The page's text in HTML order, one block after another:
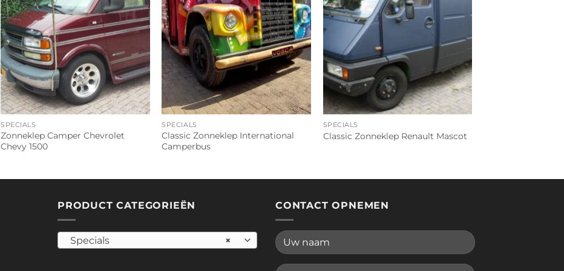
SPECIALS
Zonneklep Camper Chevrolet
Chevy 1500
SPECIALS
Classic Zonneklep International
Camperbus
SPECIALS
Classic Zonneklep Renault Mascot
PRODUCT CATEGORIEËN
×
Specials
CONTACT OPNEMEN
Please leave this field empty.